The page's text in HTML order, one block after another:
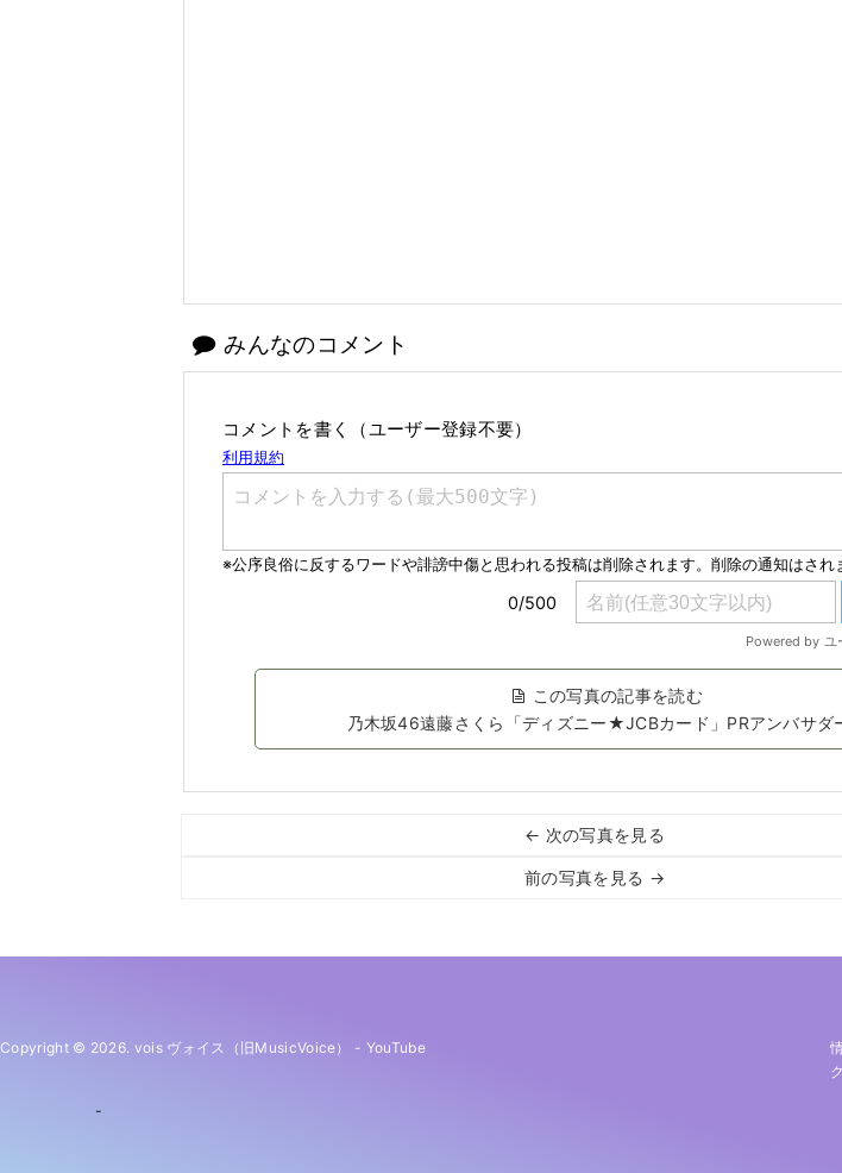
みんなのコメント
コメントを書く（ユーザー登録不要）
この写真の記事を読む
乃木坂46遠藤さくら「ディズニー★JCBカード」PRアンバサダ
← 次の写真を見る
前の写真を見る →
Copyright © 2026. vois ヴォイス（旧MusicVoice） - YouTube
-